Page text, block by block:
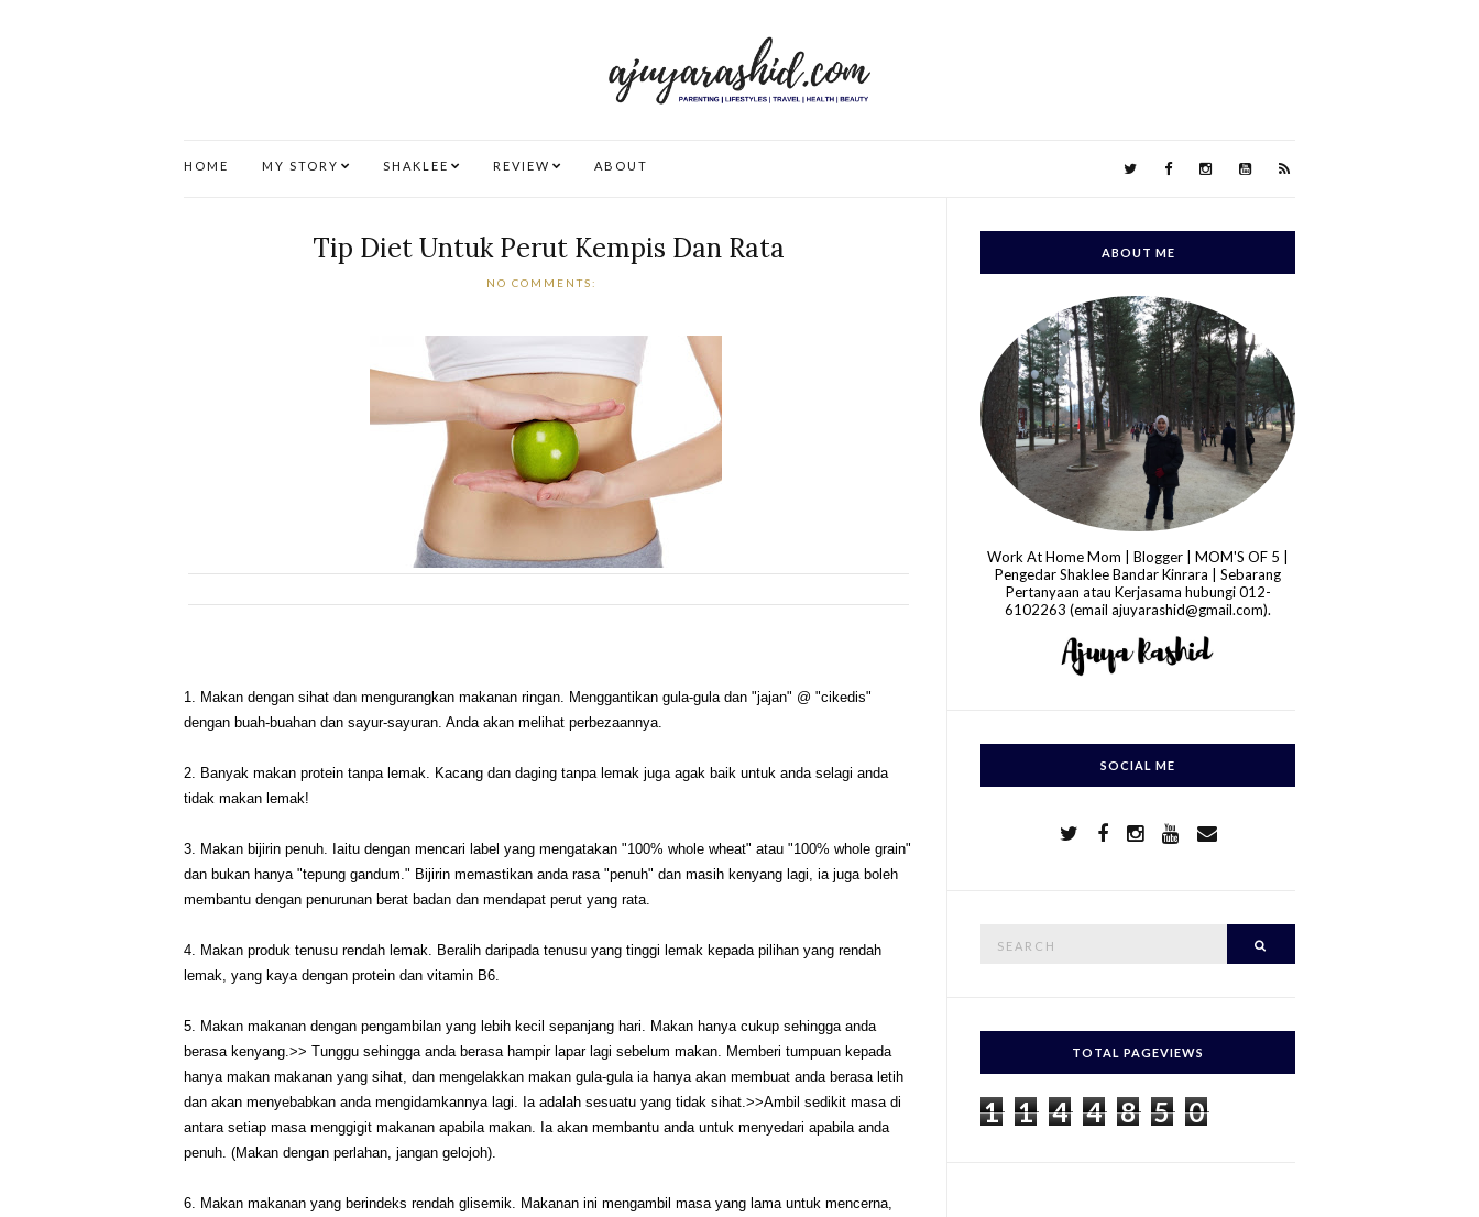
HOME MY STORY SHAKLEE REVIEW ABOUT
Tip Diet Untuk Perut Kempis Dan Rata
NO COMMENTS:
1. Makan dengan sihat dan mengurangkan makanan ringan. Menggantikan gula-gula dan "jajan" @ "cikedis"
dengan buah-buahan dan sayur-sayuran. Anda akan melihat perbezaannya.
2. Banyak makan protein tanpa lemak. Kacang dan daging tanpa lemak juga agak baik untuk anda selagi anda
tidak makan lemak!
3. Makan bijirin penuh. Iaitu dengan mencari label yang mengatakan "100% whole wheat" atau "100% whole grain"
dan bukan hanya "tepung gandum." Bijirin memastikan anda rasa "penuh" dan masih kenyang lagi, ia juga boleh
membantu dengan penurunan berat badan dan mendapat perut yang rata.
4. Makan produk tenusu rendah lemak. Beralih daripada tenusu yang tinggi lemak kepada pilihan yang rendah
lemak, yang kaya dengan protein dan vitamin B6.
5. Makan makanan dengan pengambilan yang lebih kecil sepanjang hari. Makan hanya cukup sehingga anda
berasa kenyang.>> Tunggu sehingga anda berasa hampir lapar lagi sebelum makan. Memberi tumpuan kepada
hanya makan makanan yang sihat, dan mengelakkan makan gula-gula ia hanya akan membuat anda berasa letih
dan akan menyebabkan anda mengidamkannya lagi. Ia adalah sesuatu yang tidak sihat.>>Ambil sedikit masa di
antara setiap masa menggigit makanan apabila makan. Ia akan membantu anda untuk menyedari apabila anda
penuh. (Makan dengan perlahan, jangan gelojoh).
6. Makan makanan yang berindeks rendah glisemik. Makanan ini mengambil masa yang lama untuk mencerna,
ABOUT ME
Work At Home Mom | Blogger | MOM'S OF 5 |
Pengedar Shaklee Bandar Kinrara | Sebarang
Pertanyaan atau Kerjasama hubungi 012-
6102263 (email ajuyarashid@gmail.com).
SOCIAL ME
r
TOTAL PAGEVIEWS
1 1 4 4 8 5 0